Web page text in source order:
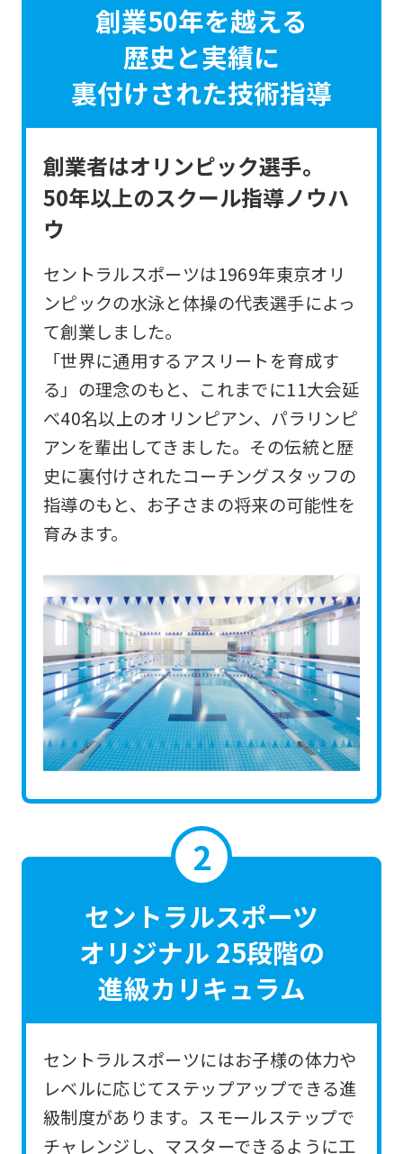
創業50年を越える
歴史と実績に
裏付けされた技術指導
創業者はオリンピック選手。
50年以上のスクール指導ノウハ
ウ
セントラルスポーツは1969年東京オリ
ンピックの水泳と体操の代表選手によっ
て創業しました。
「世界に通用するアスリートを育成す
る」の理念のもと、これまでに11大会延
べ40名以上のオリンピアン、パラリンピ
アンを輩出してきました。その伝統と歴
史に裏付けされたコーチングスタッフの
指導のもと、お子さまの将来の可能性を
育みます。
セントラルスポーツ
オリジナル 25段階の
進級カリキュラム
セントラルスポーツにはお子様の体力や
レベルに応じてステップアップできる進
級制度があります。スモールステップで
チャレンジし、マスターできるように工
For
foreigners
Central
Sports
is
automatically
translated
into
English.
Click
the
(start
automatic
translation)
to
return
to
the
page.
However,
if